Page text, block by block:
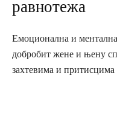
равнотежа
Емоционална и
добробит жене и њену
захтевима и